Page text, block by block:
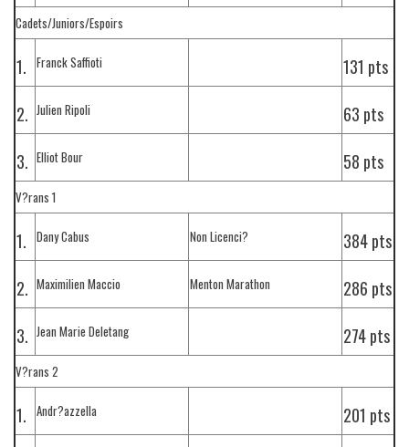
Cadets/Juniors/Espoirs
1. Franck Saffioti
131 pts
2. Julien Ripoli
63 pts
3. Elliot Bour 58 pts
V?rans 1
1. Dany Cabus Non Licenci?
384 pts
2. Maximilien Maccio Menton Marathon
286 pts
3. Jean Marie Deletang 274 pts
V?rans 2
1. Andr?azzella
201 pts